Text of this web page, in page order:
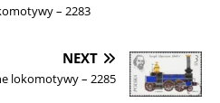
– 2283
NEXT
lokomotywy – 2285